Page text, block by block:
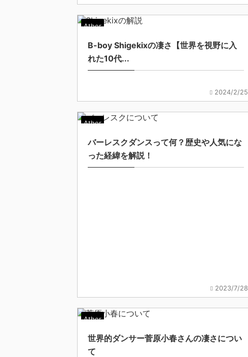
Ather
B-boy Shigekixの凄さ【世界を視野に入
れた10代...
2024/2/25
Ather
バーレスクダンスって何？歴史や人気にな
った経緯を解説！
2023/7/28
Ather
世界的ダンサー菅原小春さんの凄さについ
て